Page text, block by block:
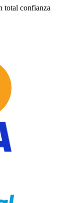
total confianza